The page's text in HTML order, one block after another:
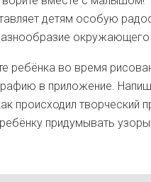
детям особую
ребёнка во время
в приложение.
происходил творческий
придумывать